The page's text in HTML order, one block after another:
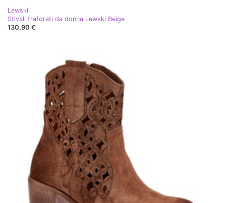
Lewski
Stivali traforati da donna Lewski Beige
130,90 €